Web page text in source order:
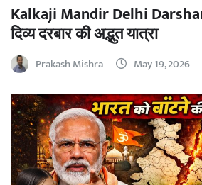
Kalkaji Mandir Delhi
दिव्य दरबार की अद्भुत यात्रा
Prakash Mishra May 19, 2026